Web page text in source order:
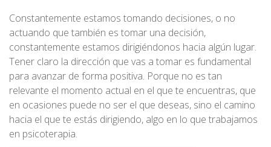
Constantemente estamos tomando decisiones, o no
actuando que también es tomar una decisión,
constantemente estamos dirigiéndonos hacia algún lugar.
Tener claro la dirección que vas a tomar es fundamental
para avanzar de forma positiva. Porque no es tan
relevante el momento actual en el que te encuentras, que
en ocasiones puede no ser el que deseas, sino el camino
hacia el que te estás dirigiendo, algo en lo que trabajamos
en psicoterapia.